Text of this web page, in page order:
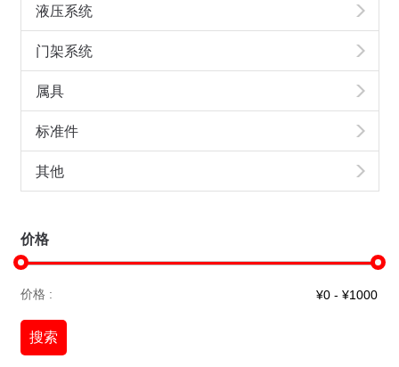
液压系统
门架系统
属具
标准件
其他
价格
价格 :
搜索